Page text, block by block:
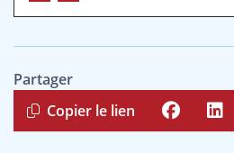
Partager
Copier le lien